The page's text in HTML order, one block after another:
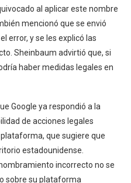
al aplicar este nombre
mencionó que se envió
error, y se les explicó las
Sheinbaum advirtió que, si
haber medidas legales en
Google ya respondió a la
de acciones legales
que sugiere que
estadounidense.
incorrecto no se
sobre su plataforma